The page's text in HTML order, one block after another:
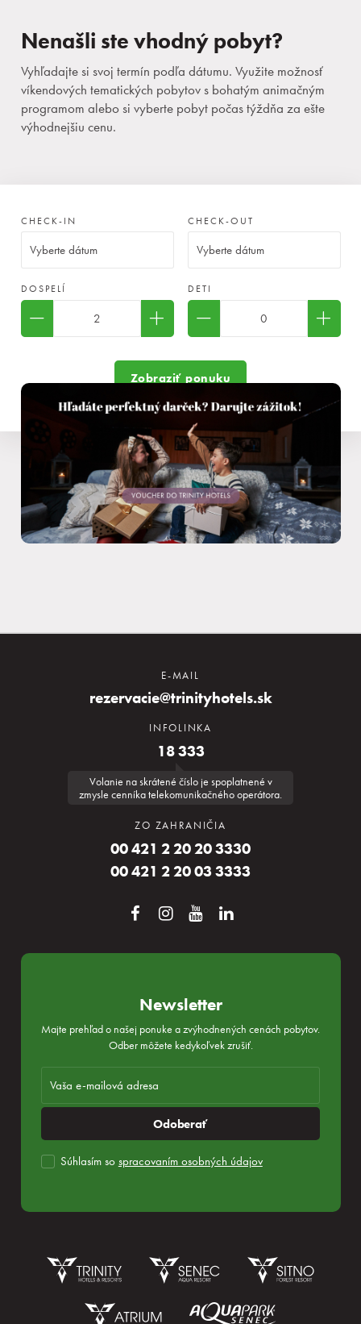
Nenašli ste vhodný pobyt?
Vyhľadajte si svoj termín podľa dátumu. Využite možnosť
víkendových tematických pobytov s bohatým animačným
programom alebo si vyberte pobyt počas týždňa za ešte
výhodnejšiu cenu.
CHECK-IN CHECK-OUT
DOSPELÍ DETI
E-MAIL
rezervacie@trinityhotels.sk
INFOLINKA
18 333
Volanie na skrátené číslo je spoplatnené v
zmysle cenníka telekomunikačného operátora.
ZO ZAHRANIČIA
00 421 2 20 20 3330
00 421 2 20 03 3333
Newsletter
Majte prehľad o našej ponuke a zvýhodnených cenách pobytov.
Odber môžete kedykoľvek zrušiť.
Odoberať
Súhlasím so spracovaním osobných údajov